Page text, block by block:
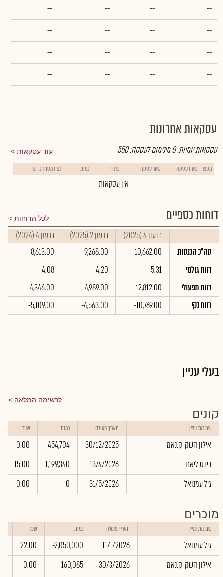
--
--
--
--
--
--
--
--
--
--
--
--
--
--
--
--
עסקאות אחרונות
עוד עסקאות עסקאות יומיות:0מינימום לעסקה:550
מספר שעת עסקה שער עסקה שינוי כמות נפח מסחר ב- ₪
אין עסקאות
דוחות כספיים לכל הדוחות
רבעון 4 (2025) רבעון 2 (2025) רבעון 4 (2024)
סה"כ הכנסות
10,662.00
9,268.00
8,613.00
רווח גולמי
5.31
4.20
4.08
רווח תפעולי
-12,812.00
4,989.00
-4,346.00
רווח נקי
-10,769.00
-4,563.00
-5,109.00
בעלי עניין
לרשימה המלאה
קונים
שם בעל עניין תאריך פעולה כמות שער
אילון השק-ק.נאמ 30/12/2025
454,704
0.00
בידס ליאת
13/4/2026
1,199,340
15.00
גיל עמנואל
31/5/2026
0
0.00
מוכרים
שם בעל עניין תאריך פעולה כמות שער
גיל עמנואל 11/1/2026
-2,050,000
22.00
אילון השק-ק.נאמ
30/3/2026
-160,085
0.00